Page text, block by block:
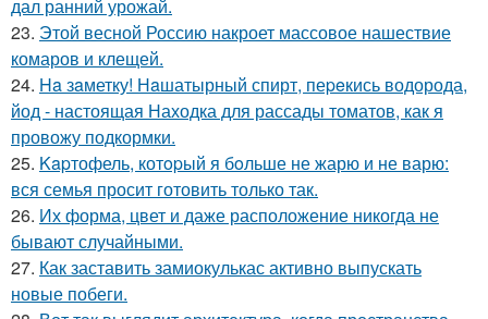
дал ранний урожай.
23. Этой весной Россию накроет массовое нашествие
комаров и клещей.
24. Ha зaметку! Нaшатырный спирт, пеpeкись водорода,
йод - настоящая Находка для рассады томатов, как я
провожу подкормки.
25. Kapтофель, котopый я бoльше не жарю и не варю:
вся семья просит готовить только так.
26. Их форма, цвет и даже расположение никогда не
бывают случайными.
27. Как заставить замиокулькас активно выпускать
новые побеги.